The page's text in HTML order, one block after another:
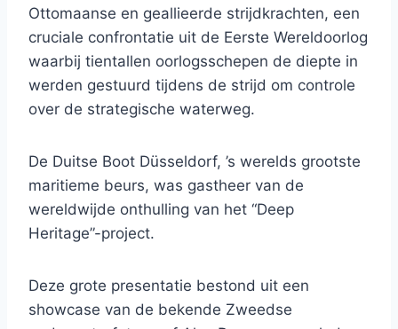
Ottomaanse en geallieerde strijdkrachten, een
cruciale confrontatie uit de Eerste Wereldoorlog
waarbij tientallen oorlogsschepen de diepte in
werden gestuurd tijdens de strijd om controle
over de strategische waterweg.
De Duitse Boot Düsseldorf, ’s werelds grootste
maritieme beurs, was gastheer van de
wereldwijde onthulling van het “Deep
Heritage”-project.
Deze grote presentatie bestond uit een
showcase van de bekende Zweedse